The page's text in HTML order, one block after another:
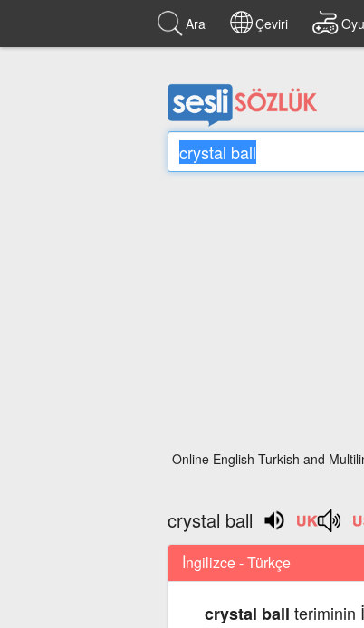
Ara Çeviri
Online English Turkish and
crystal ball
İngilizce - Türkçe
crystal ball teriminin